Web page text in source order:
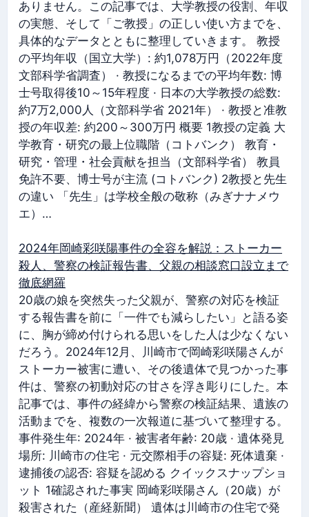
ありません。この記事では、大学教授の役割、年収
の実態、そして「ご教授」の正しい使い方までを、
具体的なデータとともに整理していきます。 教授
の平均年収（国立大学）: 約1,078万円（2022年度
文部科学省調査） · 教授になるまでの平均年数: 博
士号取得後10～15年程度 · 日本の大学教授の総数:
約7万2,000人（文部科学省 2021年） · 教授と准教
授の年収差: 約200～300万円 概要 1教授の定義 大
学教育・研究の最上位職階（コトバンク） 教育・
研究・管理・社会貢献を担当（文部科学省） 教員
免許不要、博士号が主流 (コトバンク) 2教授と先生
の違い 「先生」は学校全般の敬称（みぎナナメウ
エ）…
2024年岡崎彩咲陽事件の全容を解説：ストーカー
殺人、警察の検証報告書、父親の相談窓口設立まで
徹底網羅
20歳の娘を突然失った父親が、警察の対応を検証
する報告書を前に「一件でも減らしたい」と語る姿
に、胸が締め付けられる思いをした人は少なくない
だろう。2024年12月、川崎市で岡崎彩咲陽さんが
ストーカー被害に遭い、その後遺体で見つかった事
件は、警察の初動対応の甘さを浮き彫りにした。本
記事では、事件の経緯から警察の検証結果、遺族の
活動までを、複数の一次報道に基づいて整理する。
事件発生年: 2024年 · 被害者年齢: 20歳 · 遺体発見
場所: 川崎市の住宅 · 元交際相手の容疑: 死体遺棄 ·
逮捕後の認否: 容疑を認める クイックスナップショ
ット 1確認された事実 岡崎彩咲陽さん（20歳）が
殺害された（産経新聞） 遺体は川崎市の住宅で発